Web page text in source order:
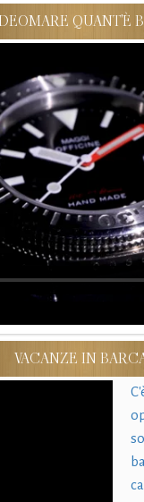
QUANT'È
VACANZE IN